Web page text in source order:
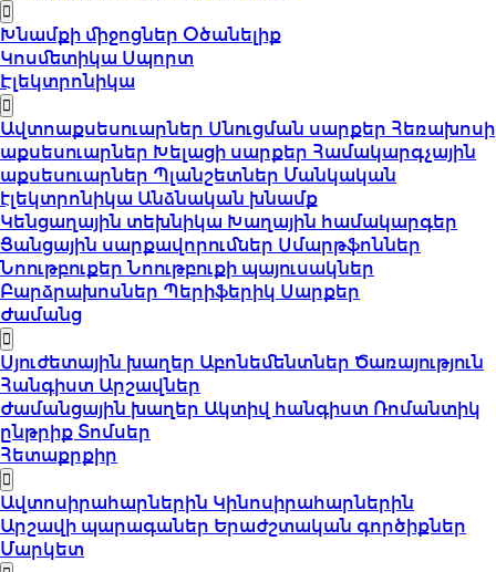
Խնամքի միջոցներ Օծանելիք
Կոսմետիկա Սպորտ
Էլեկտրոնիկա
Ավտոաքսեսուարներ Սնուցման սարքեր Հեռախոսի
աքսեսուարներ Խելացի սարքեր Համակարգչային
աքսեսուարներ Պլանշետներ Մանկական
էլեկտրոնիկա Անձնական խնամք
Կենցաղային տեխնիկա Խաղային համակարգեր
Ցանցային սարքավորումներ Սմարթֆոններ
ՆոութբուքերՆոութբուքի պայուսակներ
Բարձրախոսներ Պերիֆերիկ Սարքեր
Ժամանց
Սյուժետային խաղեր Աբոնեմենտներ Ծառայություն
Հանգիստ Արշավներ
Ժամանցային խաղեր Ակտիվ հանգիստ Ռոմանտիկ
ընթրիք Տոմսեր
Հետաքրքիր
Ավտոսիրահարներին Կինոսիրահարներին
Արշավի պարագաներ Երաժշտական գործիքներ
Մարկետ